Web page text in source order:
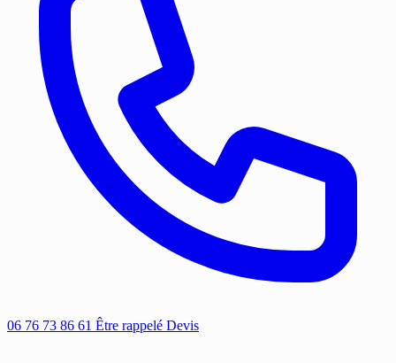
06 76 73 86 61 Être rappelé Devis